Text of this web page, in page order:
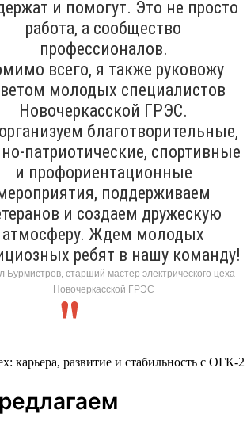
и помогут. Это не просто
работа, а сообщество
профессионалов.
всего, я также руковожу
молодых специалистов
Новочеркасской ГРЭС.
благотворительные,
патриотические, спортивные
и профориентационные
поддерживаем
и создаем дружескую
атмосферу. Ждем молодых
ребят в нашу команду!
Бурмистров, старший мастер электрического цеха
Новочеркасской ГРЭС